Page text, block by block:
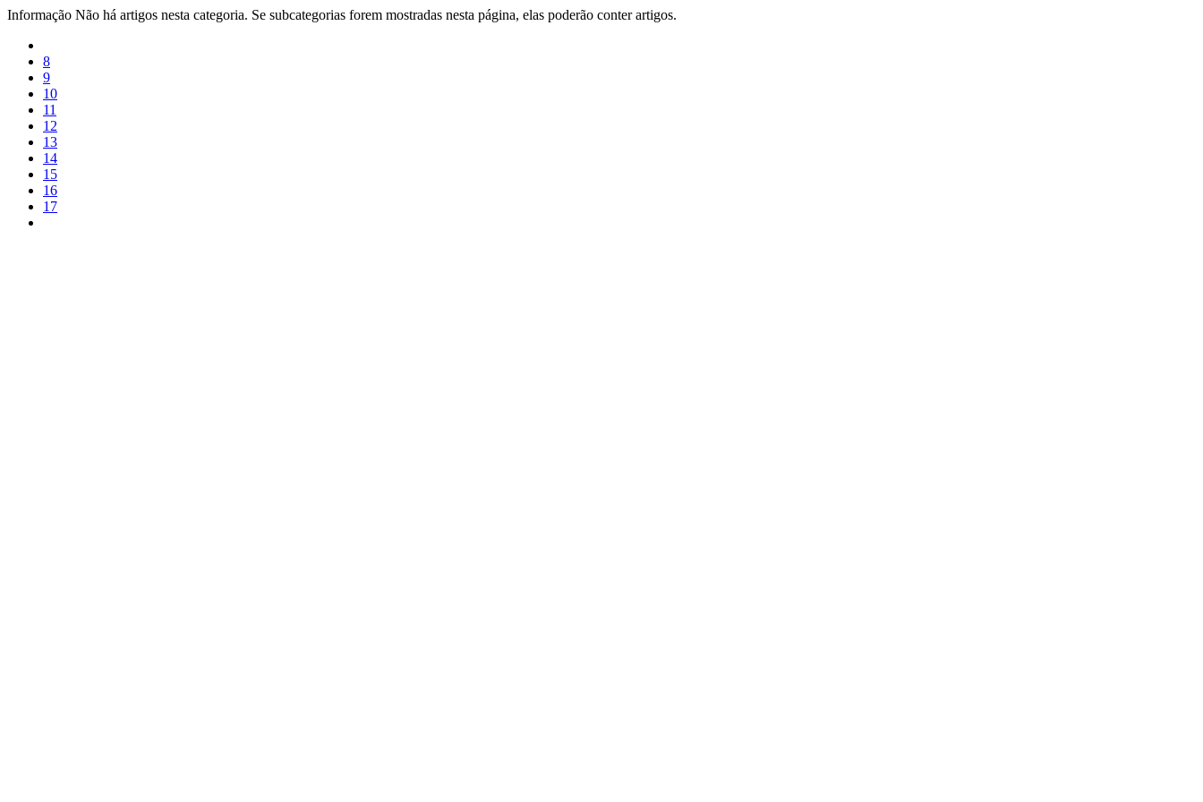
Informação Não há artigos nesta categoria. Se subcategorias forem mostradas nesta página, elas poderão conter artigos.
8
9
10
11
12
13
14
15
16
17